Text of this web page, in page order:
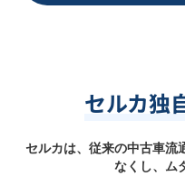
セルカ独
セルカは、従来の中古車流
なくし、ム